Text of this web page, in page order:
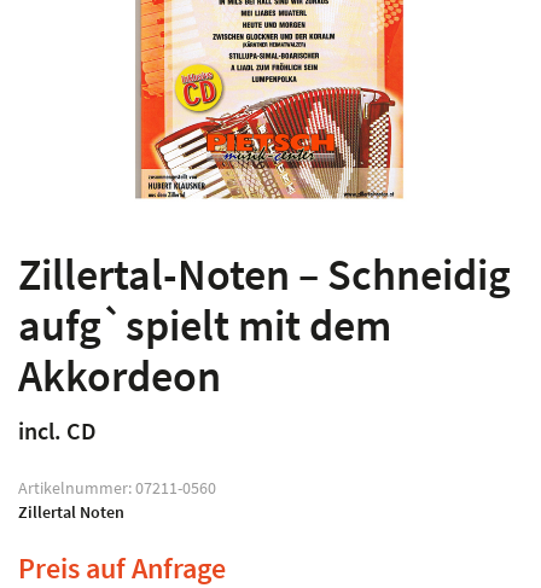
Zillertal-Noten – Schneidig
aufg`spielt mit dem
Akkordeon
incl. CD
Artikelnummer:07211-0560
Zillertal Noten
Preis auf Anfrage